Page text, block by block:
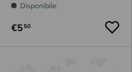
Disponibile
€550